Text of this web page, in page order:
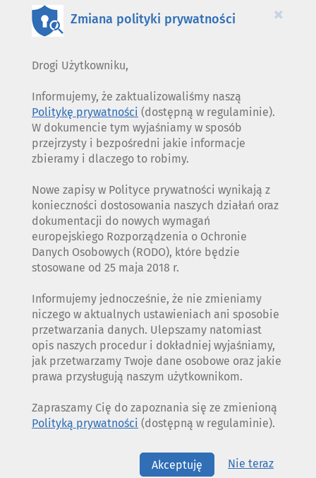
×
Zmiana polityki prywatności
Drogi Użytkowniku,
Informujemy, że zaktualizowaliśmy naszą
Politykę prywatności (dostępną w regulaminie).
W dokumencie tym wyjaśniamy w sposób
przejrzysty i bezpośredni jakie informacje
zbieramy i dlaczego to robimy.
Nowe zapisy w Polityce prywatności wynikają z
konieczności dostosowania naszych działań oraz
dokumentacji do nowych wymagań
europejskiego Rozporządzenia o Ochronie
Danych Osobowych (RODO), które będzie
stosowane od 25 maja 2018 r.
Informujemy jednocześnie, że nie zmieniamy
niczego w aktualnych ustawieniach ani sposobie
przetwarzania danych. Ulepszamy natomiast
opis naszych procedur i dokładniej wyjaśniamy,
jak przetwarzamy Twoje dane osobowe oraz jakie
prawa przysługują naszym użytkownikom.
Zapraszamy Cię do zapoznania się ze zmienioną
Polityką prywatności (dostępną w regulaminie).
Akceptuję Nie teraz